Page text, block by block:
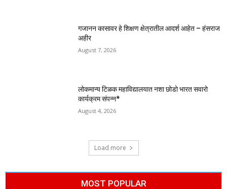
गजानन कासावर हे शिक्षण क्षेत्रातील आदर्श आहेत – हंसराज
अहीर
August 7, 2026
लोकमान्य टिळक महाविद्यालयात नशा छोडो भारत सवारो
कार्यक्रम संपन्न*
August 4, 2026
Load more
MOST POPULAR